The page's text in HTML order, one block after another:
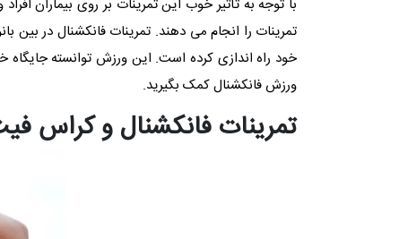
با توجه به تأثیر خوب این تمرینات بر روی بیماران
تمرینات را انجام می دهند. تمرینات فانکشنال در بین
خود راه اندازی کرده است. این ورزش توانسته جایگاه
ورزش فانکشنال کمک بگیرید.
تمرینات فانکشنال و کراس